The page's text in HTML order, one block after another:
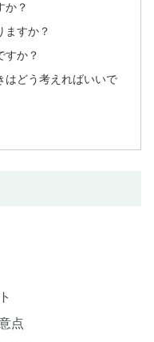
か？
ますか？
すか？
はどう考えればいいで
点